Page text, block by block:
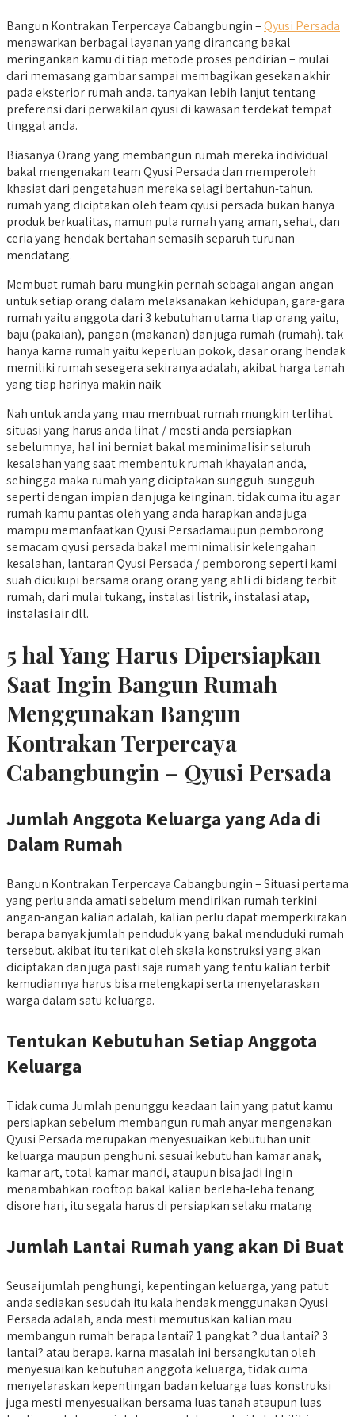
Bangun Kontrakan Terpercaya Cabangbungin –Qyusi Persada
menawarkan berbagai layanan yang dirancang bakal
meringankan kamu di tiap metode proses pendirian – mulai
dari memasang gambar sampai membagikan gesekan akhir
pada eksterior rumah anda. tanyakan lebih lanjut tentang
preferensi dari perwakilan qyusi di kawasan terdekat tempat
tinggal anda.
Biasanya Orang yang membangun rumah mereka individual
bakal mengenakan team Qyusi Persada dan memperoleh
khasiat dari pengetahuan mereka selagi bertahun-tahun.
rumah yang diciptakan oleh team qyusi persada bukan hanya
produk berkualitas, namun pula rumah yang aman, sehat, dan
ceria yang hendak bertahan semasih separuh turunan
mendatang.
Membuat rumah baru mungkin pernah sebagai angan-angan
untuk setiap orang dalam melaksanakan kehidupan, gara-gara
rumah yaitu anggota dari 3 kebutuhan utama tiap orang yaitu,
baju (pakaian), pangan (makanan) dan juga rumah (rumah). tak
hanya karna rumah yaitu keperluan pokok, dasar orang hendak
memiliki rumah sesegera sekiranya adalah, akibat harga tanah
yang tiap harinya makin naik
Nah untuk anda yang mau membuat rumah mungkin terlihat
situasi yang harus anda lihat / mesti anda persiapkan
sebelumnya, hal ini berniat bakal meminimalisir seluruh
kesalahan yang saat membentuk rumah khayalan anda,
sehingga maka rumah yang diciptakan sungguh-sungguh
seperti dengan impian dan juga keinginan. tidak cuma itu agar
rumah kamu pantas oleh yang anda harapkan anda juga
mampu memanfaatkan Qyusi Persadamaupun pemborong
semacam qyusi persada bakal meminimalisir kelengahan
kesalahan, lantaran Qyusi Persada / pemborong seperti kami
suah dicukupi bersama orang orang yang ahli di bidang terbit
rumah, dari mulai tukang, instalasi listrik, instalasi atap,
instalasi air dll.
5 hal Yang Harus Dipersiapkan
Saat Ingin Bangun Rumah
Menggunakan Bangun
Kontrakan Terpercaya
Cabangbungin – Qyusi Persada
Jumlah Anggota Keluarga yang Ada di
Dalam Rumah
Bangun Kontrakan Terpercaya Cabangbungin – Situasi pertama
yang perlu anda amati sebelum mendirikan rumah terkini
angan-angan kalian adalah, kalian perlu dapat memperkirakan
berapa banyak jumlah penduduk yang bakal menduduki rumah
tersebut. akibat itu terikat oleh skala konstruksi yang akan
diciptakan dan juga pasti saja rumah yang tentu kalian terbit
kemudiannya harus bisa melengkapi serta menyelaraskan
warga dalam satu keluarga.
Tentukan Kebutuhan Setiap Anggota
Keluarga
Tidak cuma Jumlah penunggu keadaan lain yang patut kamu
persiapkan sebelum membangun rumah anyar mengenakan
Qyusi Persada merupakan menyesuaikan kebutuhan unit
keluarga maupun penghuni. sesuai kebutuhan kamar anak,
kamar art, total kamar mandi, ataupun bisa jadi ingin
menambahkan rooftop bakal kalian berleha-leha tenang
disore hari, itu segala harus di persiapkan selaku matang
Jumlah Lantai Rumah yang akan Di Buat
Seusai jumlah penghungi, kepentingan keluarga, yang patut
anda sediakan sesudah itu kala hendak menggunakan Qyusi
Persada adalah, anda mesti memutuskan kalian mau
membangun rumah berapa lantai? 1 pangkat ? dua lantai? 3
lantai? atau berapa. karna masalah ini bersangkutan oleh
menyesuaikan kebutuhan anggota keluarga, tidak cuma
menyelaraskan kepentingan badan keluarga luas konstruksi
juga mesti menyesuaikan bersama luas tanah ataupun luas